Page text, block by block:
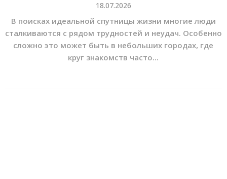
18.07.2026
В поисках идеальной спутницы жизни многие люди
сталкиваются с рядом трудностей и неудач. Особенно
сложно это может быть в небольших городах, где
круг знакомств часто...